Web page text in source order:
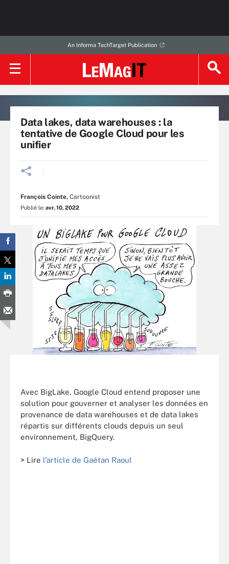
An Informa TechTarget Publication
Data lakes, data warehouses : la
tentative de Google Cloud pour les
unifier
François Cointe, Cartoonist
Publié le: avr. 10, 2022
Avec BigLake, Google Cloud entend proposer une
solution pour gouverner et analyser les données en
provenance de data warehouses et de data lakes
répartis sur différents clouds depuis un seul
environnement, BigQuery.
> Lire l'article de Gaétan Raoul